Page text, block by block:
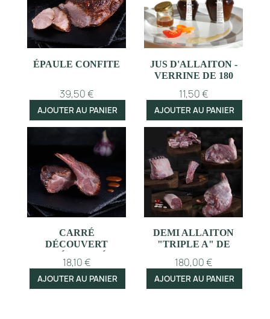
ÉPAULE CONFITE
39,50 €
AJOUTER AU PANIER
JUS D'ALLAITON -
VERRINE DE 180
11,50 €
AJOUTER AU PANIER
CARRÉ
DÉCOUVERT
18,10 €
AJOUTER AU PANIER
DEMI ALLAITON
"TRIPLE A" DE
AVEYRON
180,00 €
AJOUTER AU PANIER